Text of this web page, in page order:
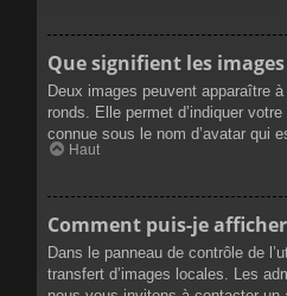
Que signifient les
Deux images peuvent apparaître
ronds. Elle permet d’indiquer
connue sous le nom d’avatar qui
Haut
Comment puis-je
Dans le panneau de contrôle de
transfert d’images locales. Les